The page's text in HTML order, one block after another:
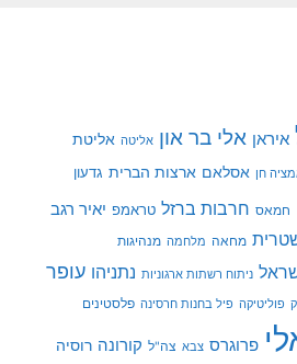
איראן אלי בר און אליטה אליטת
חן אסלאם ארצות הברית גדעון
חמאס חרבות ברזל טראמפ יאיר רגב
מחאה מלחמה מנהיגות
ניתוח רשתות ארגוניות נתניהו עופר
פוליטיקה פיל בחנות חרסינה פלסטינים
פרוגרס צבא צה"ל קורונה רוסיה